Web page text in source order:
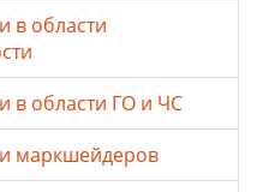
в области
в области ГО и ЧС
маркшейдеров